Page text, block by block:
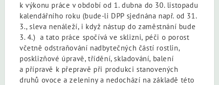
k výkonu práce v období od 1. dubna do 30. listopadu
kalendářního roku (bude-li DPP sjednána např. od 31.
3., sleva nenáleží, i když nástup do zaměstnání bude
3. 4.) a tato práce spočívá ve sklizni, péči o porost
včetně odstraňování nadbytečných částí rostlin,
posklizňové úpravě, třídění, skladování, balení
a přípravě k přepravě při produkci stanovených
druhů ovoce a zeleniny a nedochází na základě této